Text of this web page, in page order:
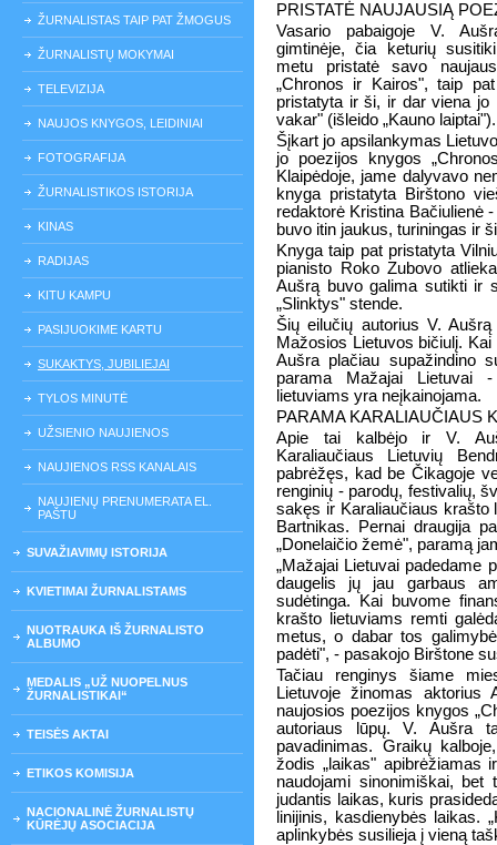
ŽURNALISTAS TAIP PAT ŽMOGUS
ŽURNALISTŲ MOKYMAI
TELEVIZIJA
NAUJOS KNYGOS, LEIDINIAI
FOTOGRAFIJA
ŽURNALISTIKOS ISTORIJA
KINAS
RADIJAS
KITU KAMPU
PASIJUOKIME KARTU
SUKAKTYS, JUBILIEJAI
TYLOS MINUTĖ
UŽSIENIO NAUJIENOS
NAUJIENOS RSS KANALAIS
NAUJIENŲ PRENUMERATA EL.
PAŠTU
SUVAŽIAVIMŲ ISTORIJA
KVIETIMAI ŽURNALISTAMS
NUOTRAUKA IŠ ŽURNALISTO
ALBUMO
MEDALIS „UŽ NUOPELNUS
ŽURNALISTIKAI“
TEISĖS AKTAI
ETIKOS KOMISIJA
NACIONALINĖ ŽURNALISTŲ
KŪRĖJŲ ASOCIACIJA
PRISTATĖ NAUJAUSIĄ
Vasario pabaigoje V.
gimtinėje, čia keturių
metu pristatė savo
„Chronos ir Kairos", taip
pristatyta ir ši, ir dar viena jo
vakar" (išleido „Kauno laiptai").
Šįkart jo apsilankymas
jo poezijos knygos
Klaipėdoje, jame dalyvavo
knyga pristatyta Birštono
redaktorė Kristina Bačiulienė
buvo itin jaukus, turiningas ir
Knyga taip pat pristatyta
pianisto Roko Zubovo
Aušrą buvo galima sutikti ir
„Slinktys" stende.
Šių eilučių autorius V.
Mažosios Lietuvos bičiulį.
Aušra plačiau supažindino
parama Mažajai Lietuvai -
lietuviams yra neįkainojama.
PARAMA KARALIAUČIAUS
Apie tai kalbėjo ir V.
Karaliaučiaus Lietuvių
pabrėžęs, kad be Čikagoje
renginių - parodų, festivalių,
sakęs ir Karaliaučiaus krašto
Bartnikas. Pernai draugija
„Donelaičio žemė", paramą
„Mažajai Lietuvai padedame
daugelis jų jau garbaus
sudėtinga. Kai buvome
krašto lietuviams remti
metus, o dabar tos
padėti", - pasakojo Birštone
Tačiau renginys šiame
Lietuvoje žinomas aktorius
naujosios poezijos knygos
autoriaus lūpų. V. Aušra
pavadinimas. Graikų
žodis „laikas" apibrėžiamas
naudojami sinonimiškai,
judantis laikas, kuris
lini­jinis, kasdienybės laikas.
aplinkybės susilieja į vieną